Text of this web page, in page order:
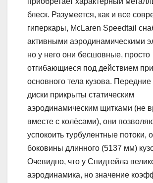
блеск. Разумеется, как и все
гиперкары, McLaren Speedtail
активными аэродинамическими
но у него они бесшовные, просто
отгибающиеся под действием
основного тела кузова.
диски прикрыты статическим
аэродинамическим щитками (не
вместе с колёсами), они
успокоить турбулентные потоки,
боковины длинного (5137 мм)
Очевидно, что у Спидтейла
аэродинамика, но значение